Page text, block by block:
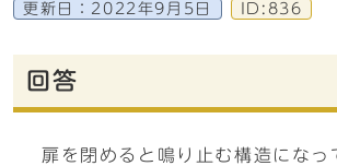
更新日： 2022年9月5日 ID:836
回答
扉を閉めると鳴り止む構造になっ